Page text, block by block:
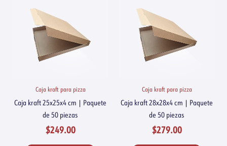
Caja kraft para pizza
Caja kraft 25x25x4 cm | Paquete
de 50 piezas
$249.00
Caja kraft para pizza
Caja kraft 28x28x4 cm | Paquete
de 50 piezas
$279.00